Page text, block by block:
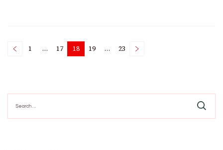
Posts
Page
1 … Page
17 Page
18 Page
19 … Page
23
for: